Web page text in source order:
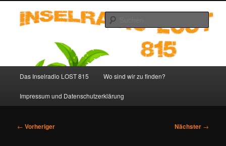
primären
Inselradio LOST 815 – LOST
Podcast deutsch
Das Inselradio LOST 815 Wo sind wir zu finden?
Impressum und Datenschutzerklärung
Beitragsnavigation
← Vorheriger Nächster →